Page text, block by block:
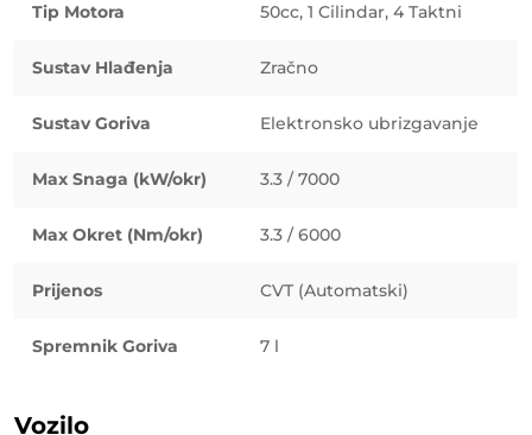
Tip Motora 50cc, 1 Cilindar, 4 Taktni
Sustav Hlađenja Zračno
Sustav Goriva Elektronsko ubrizgavanje
Max Snaga (kW/okr) 3.3 / 7000
Max Okret (Nm/okr) 3.3 / 6000
Prijenos CVT (Automatski)
Spremnik Goriva 7 l
Vozilo